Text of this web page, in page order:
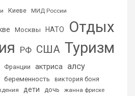
Киеве МИД России
Москвы НАТО
Отдых
РФ США Туризм
Франции актриса алсу
беременность
виктория боня
дети дочь
жанна фриске